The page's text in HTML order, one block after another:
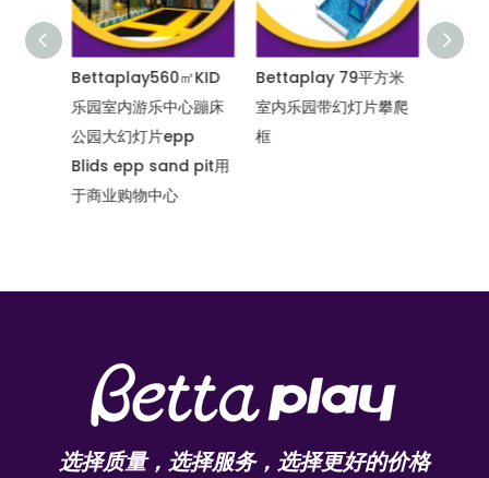
Bettaplay560㎡KID
乐园室内游乐中心蹦床
公园大幻灯片epp
Blids epp sand pit用
于商业购物中心
Bettaplay 79平方米
室内乐园带幻灯片攀爬
框
选择质量，选择服务，选择更好的价格